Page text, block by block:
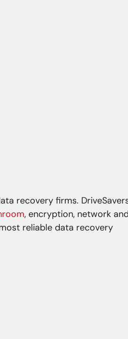
recovery firms.
, encryption, network
reliable data recovery